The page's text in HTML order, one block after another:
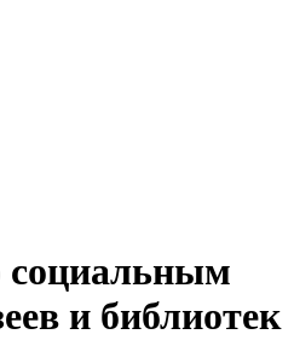
социальным
и библиотек